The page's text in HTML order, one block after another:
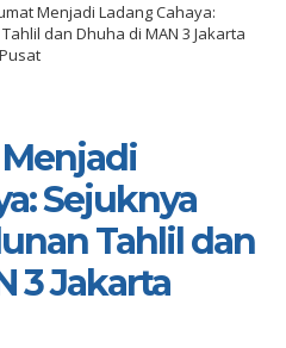
Menjadi Ladang Cahaya:
dan Dhuha di MAN 3 Jakarta
Pusat
Sejuknya
Tahlil dan
3 Jakarta